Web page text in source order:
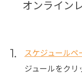
オンライン
1. スケジュールペ
ジュールをクリ